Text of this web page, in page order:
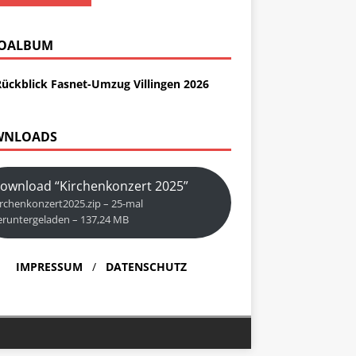
Fasnet-Umzug Villingen 2026
“Kirchenkonzert 2025”
– 25-mal
– 137,24 MB
IMPRESSUM / DATENSCHUTZ